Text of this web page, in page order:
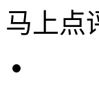
马上点